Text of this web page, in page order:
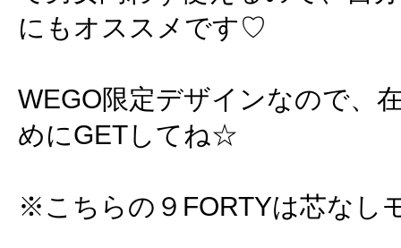
にもオススメです♡
WEGO限定デザインなので、
めにGETしてね☆
※こちらの９FORTYは芯なし